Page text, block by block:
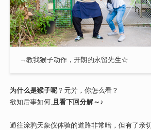
→教我猴子动作，开朗的永留先生☆
为什么是猴子呢 ？元芳，你怎么看？
欲知后事如何, 且看下回分解～♪
通往涂鸦天象仪体验的道路非常暗，但有了亲